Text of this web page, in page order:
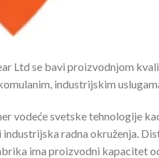
Ltd se bavi proizvodnjom
industrijskim
vodeće svetske tehnologije
radna okruženja.
ima proizvodni kapacitet